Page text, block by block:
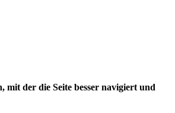
der die Seite besser navigiert und